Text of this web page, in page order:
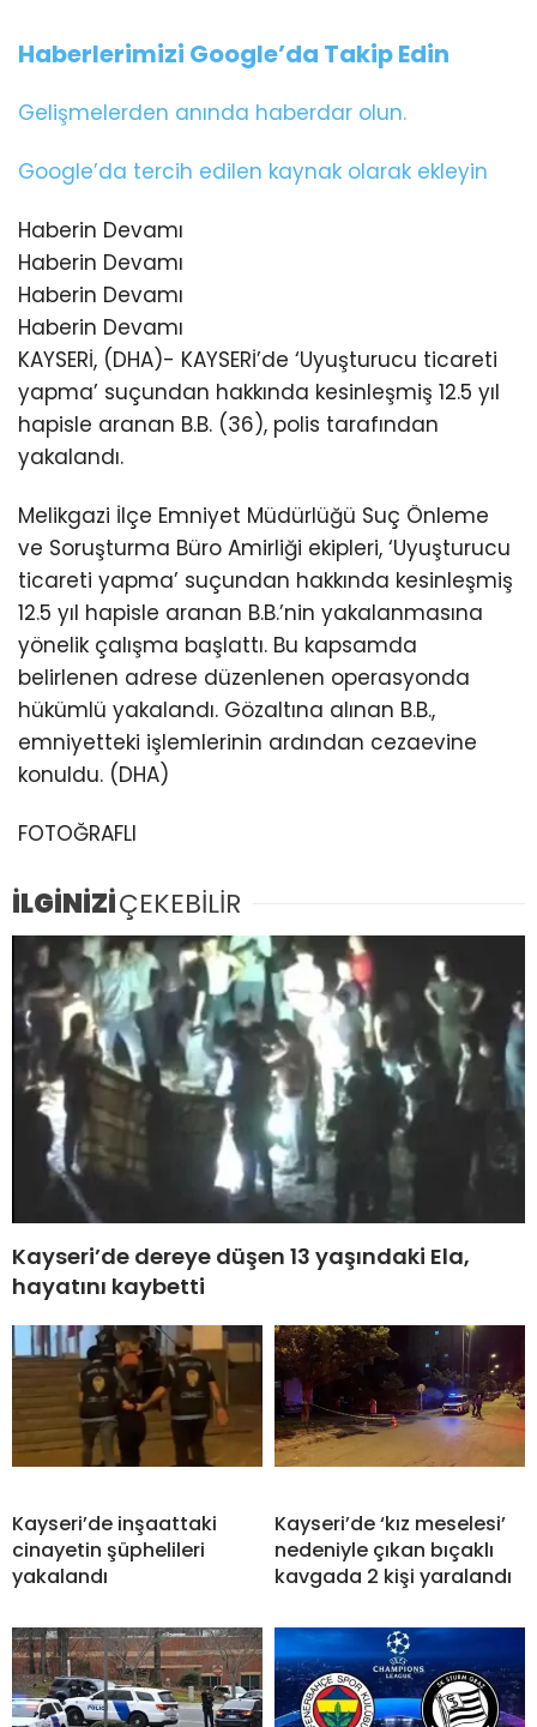
Haberlerimizi Google’da Takip Edin
Gelişmelerden anında haberdar olun.
Google’da tercih edilen kaynak olarak ekleyin
Haberin Devamı
Haberin Devamı
Haberin Devamı
Haberin Devamı
KAYSERİ, (DHA)- KAYSERİ’de ‘Uyuşturucu ticareti
yapma’ suçundan hakkında kesinleşmiş 12.5 yıl
hapisle aranan B.B. (36), polis tarafından
yakalandı.
Melikgazi İlçe Emniyet Müdürlüğü Suç Önleme
ve Soruşturma Büro Amirliği ekipleri, ‘Uyuşturucu
ticareti yapma’ suçundan hakkında kesinleşmiş
12.5 yıl hapisle aranan B.B.’nin yakalanmasına
yönelik çalışma başlattı. Bu kapsamda
belirlenen adrese düzenlenen operasyonda
hükümlü yakalandı. Gözaltına alınan B.B.,
emniyetteki işlemlerinin ardından cezaevine
konuldu. (DHA)
FOTOĞRAFLI
İLGİNİZİÇEKEBİLİR
Kayseri’de dereye düşen 13 yaşındaki Ela,
hayatını kaybetti
Kayseri’de inşaattaki
cinayetin şüphelileri
yakalandı
Kayseri’de ‘kız meselesi’
nedeniyle çıkan bıçaklı
kavgada 2 kişi yaralandı